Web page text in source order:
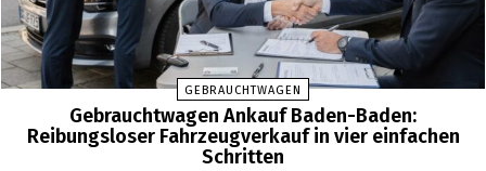
GEBRAUCHTWAGEN
Gebrauchtwagen Ankauf Baden-Baden:
Reibungsloser Fahrzeugverkauf in vier einfachen
Schritten